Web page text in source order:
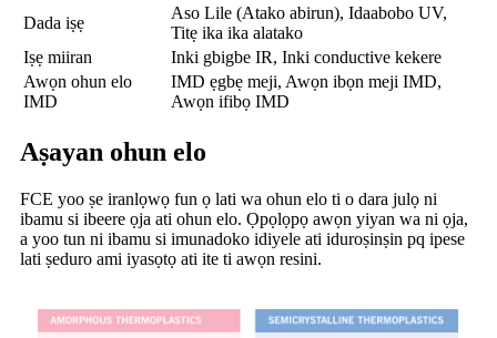
Dada iṣẹ
Aso Lile (Atako abirun), Idaabobo UV,
Titẹ ika ika alatako
Iṣẹ miiran
Inki gbigbe IR, Inki conductive kekere
Awọn ohun elo
IMD
IMD ẹgbẹ meji, Awọn ibọn meji IMD,
Awọn ifibọ IMD
Aṣayan ohun elo
FCE yoo ṣe iranlọwọ fun ọ lati wa ohun elo ti o dara julọ ni
ibamu si ibeere ọja ati ohun elo. Ọpọlọpọ awọn yiyan wa ni ọja,
a yoo tun ni ibamu si imunadoko idiyele ati iduroṣinṣin pq ipese
lati ṣeduro ami iyasọtọ ati ite ti awọn resini.